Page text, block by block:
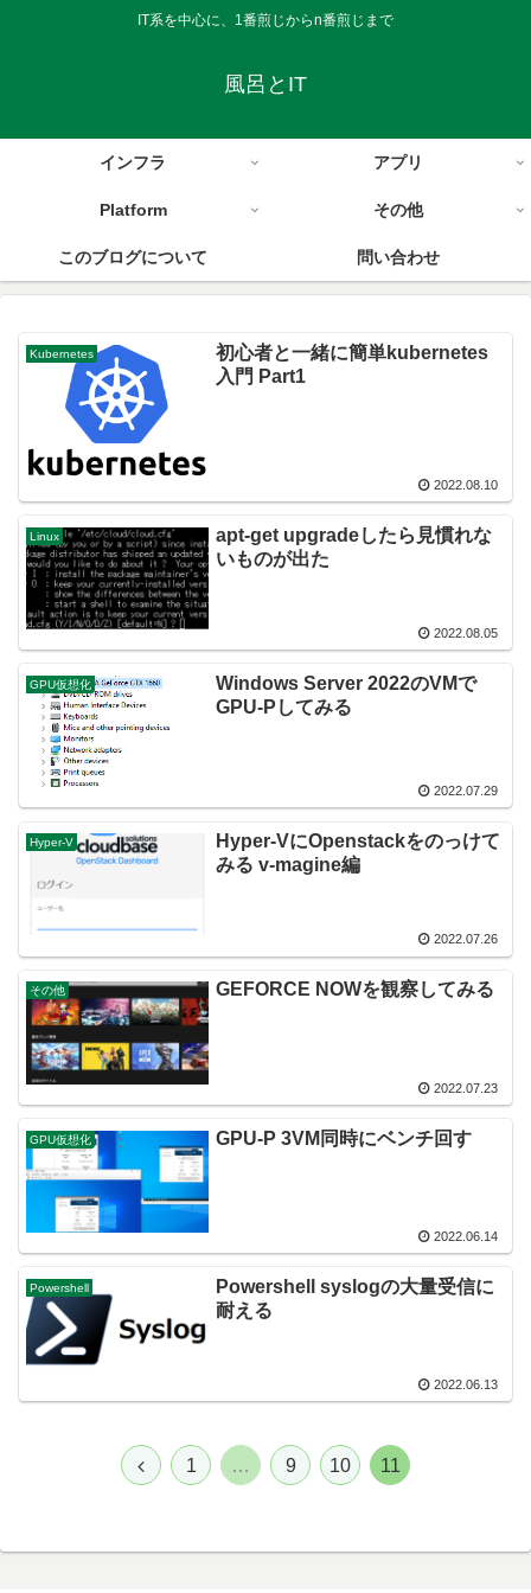
IT系を中心に、1番煎じからn番煎じまで
風呂とIT
インフラ アプリ
Platform その他
このブログについて 問い合わせ
Kubernetes
初心者と一緒に簡単kubernetes
入門 Part1
2022.08.10
Linux
apt-get upgradeしたら見慣れな
いものが出た
2022.08.05
GPU仮想化
Windows Server 2022のVMで
GPU-Pしてみる
2022.07.29
Hyper-V
Hyper-VにOpenstackをのっけて
みる v-magine編
2022.07.26
その他 GEFORCE NOWを観察してみる
2022.07.23
GPU仮想化 GPU-P 3VM同時にベンチ回す
2022.06.14
Powershell
Powershell syslogの大量受信に
耐える
2022.06.13
前
1 … 9 10 11